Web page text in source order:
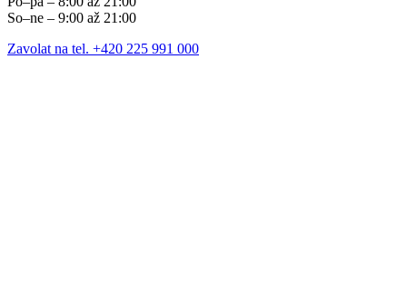
So–ne – 9:00 až 21:00
Zavolat na tel. +420 225 991 000